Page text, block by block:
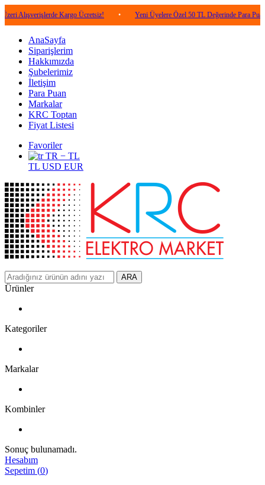
Kargo Ücretsiz! • Yeni Üyelere Özel 50 TL Değerinde Para Puan! •
AnaSayfa
Siparişlerim
Hakkımızda
Şubelerimiz
İletişim
Para Puan
Markalar
KRC Toptan
Fiyat Listesi
Favoriler
TR − TL
TL USD EUR
ARA
Ürünler
Kategoriler
Markalar
Kombinler
Sonuç bulunamadı.
Hesabım
Sepetim (0)